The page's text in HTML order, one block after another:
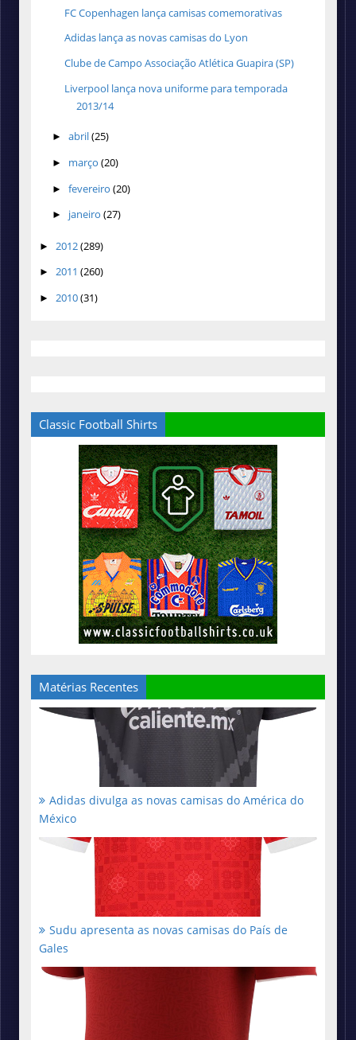
FC Copenhagen lança camisas comemorativas
Adidas lança as novas camisas do Lyon
Clube de Campo Associação Atlética Guapira (SP)
Liverpool lança nova uniforme para temporada
2013/14
► abril(25)
► março (20)
► fevereiro (20)
► janeiro (27)
► 2012(289)
► 2011 (260)
► 2010(31)
Classic Football Shirts
Matérias Recentes
Adidas divulga as novas camisas do América do
México
Sudu apresenta as novas camisas do País de
Gales